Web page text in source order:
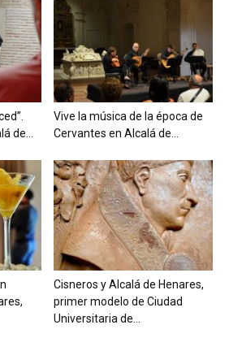
de...
Vive la música de la época de
Cervantes en Alcalá de...
Cisneros y Alcalá de Henares,
primer modelo de Ciudad
Universitaria de...